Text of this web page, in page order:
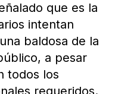
que es la
intentan
baldosa de la
a pesar
todos los
requeridos.